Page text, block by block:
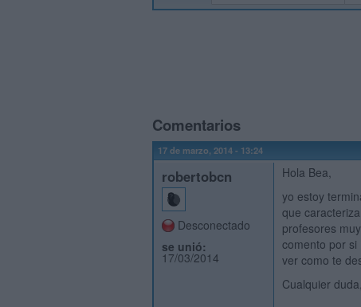
Comentarios
17 de marzo, 2014 - 13:24
robertobcn
Desconectado
se unió:
17/03/2014
Hola Bea,
yo estoy
que
profesores
comento por
ver como te
Cualquier